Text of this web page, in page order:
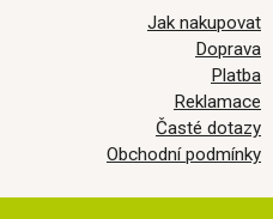
Jak nakupovat
Doprava
Platba
Reklamace
Časté dotazy
Obchodní podmínky